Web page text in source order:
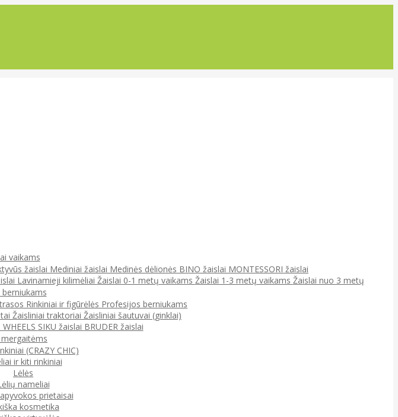
vaikams
žaislai Mediniai žaislai Medinės dėlionės BINO žaislai MONTESSORI žaislai
Lavinamieji kilimėliai Žaislai 0-1 metų vaikams Žaislai 1-3 metų vaikams Žaislai nuo 3 metų
berniukams
Rinkiniai ir figūrėlės Profesijos berniukams
Žaisliniai traktoriai Žaisliniai šautuvai (ginklai)
SIKU žaislai BRUDER žaislai
(CRAZY CHIC)
ir kiti rinkiniai
Lėlės
nameliai
prietaisai
kosmetika